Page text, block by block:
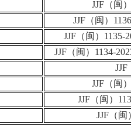
JJF（闽
JJF（闽）
JJF（闽）
JJF（闽）1134-
JJF（闽
JJF（闽）
JJF（